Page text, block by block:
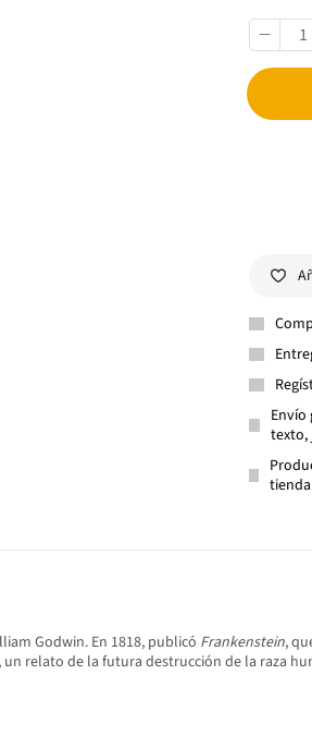
Envío
texto,
Godwin. En 1818, publicó Frankenstein,
un relato de la futura destrucción de la raza